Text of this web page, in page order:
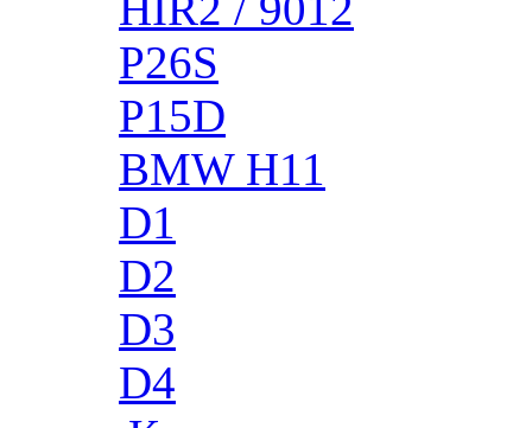
P26S
P15D
BMW H11
D1
D2
D3
D4